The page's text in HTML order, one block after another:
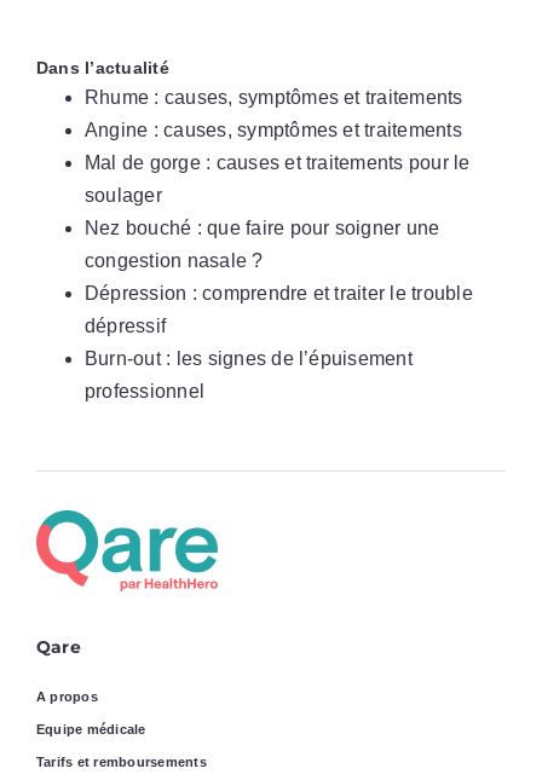
Dans l’actualité
Rhume : causes, symptômes et traitements
Angine : causes, symptômes et traitements
Mal de gorge : causes et traitements pour le
soulager
Nez bouché : que faire pour soigner une
congestion nasale ?
Dépression : comprendre et traiter le trouble
dépressif
Burn-out : les signes de l’épuisement
professionnel
Qare
A propos
Equipe médicale
Tarifs et remboursements